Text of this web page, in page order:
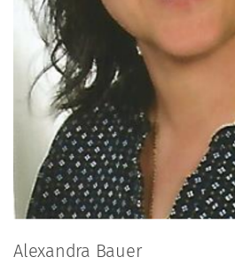
Alexandra Bauer